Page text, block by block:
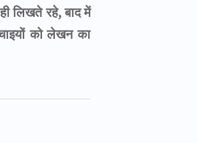
लिखते रहे, बाद में
को लेखन का